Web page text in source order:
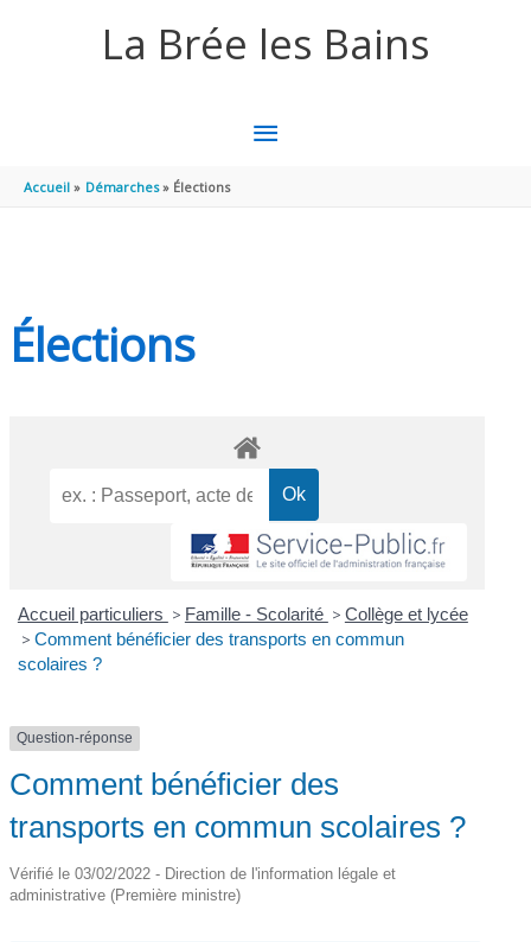
La Brée les Bains
MENU
Accueil Démarches Élections
Élections
Accueil particuliers > Famille - Scolarité > Collège et lycée
> Comment bénéficier des transports en commun
scolaires ?
Question-réponse
Comment bénéficier des
transports en commun scolaires ?
Vérifié le 03/02/2022 - Direction de l'information légale et
administrative (Première ministre)